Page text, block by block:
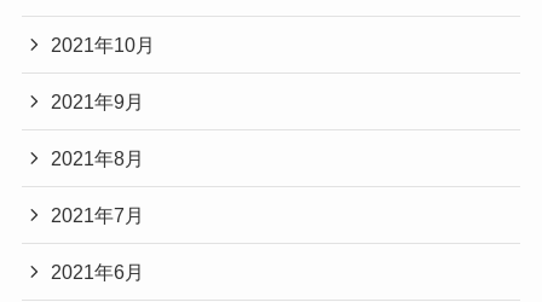
2021年10月
2021年9月
2021年8月
2021年7月
2021年6月